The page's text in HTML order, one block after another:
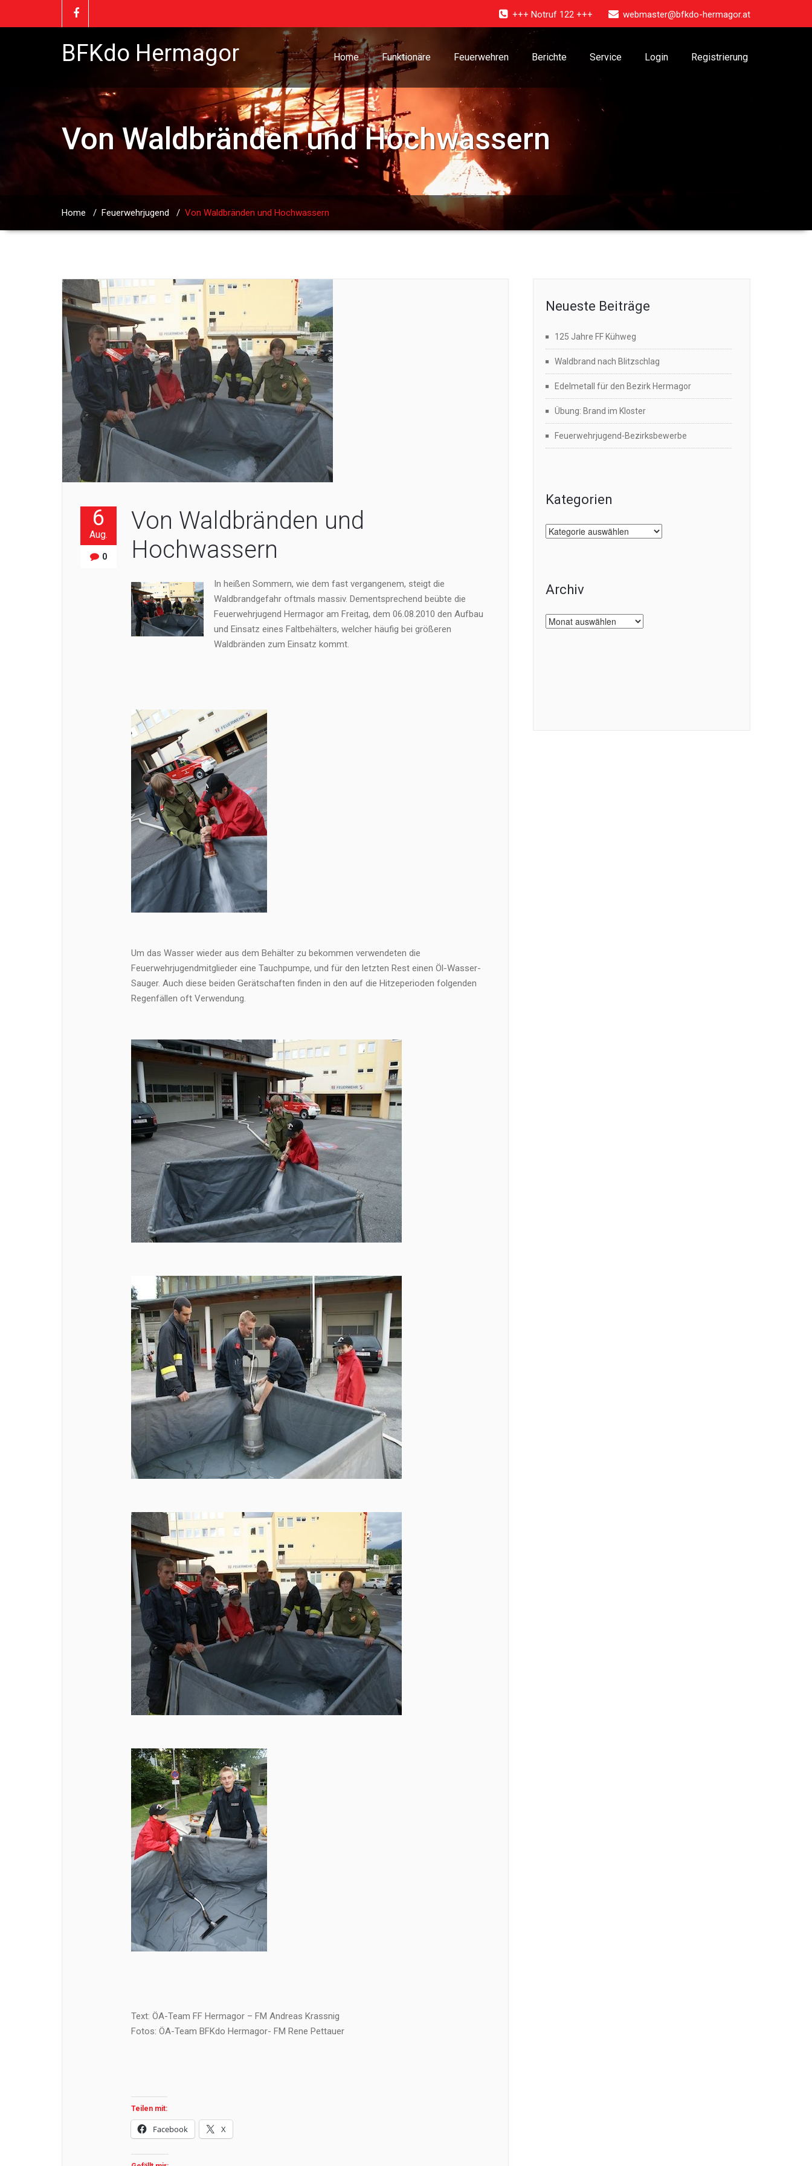
+++ Notruf 122 +++ webmaster@bfkdo-hermagor.at
BFKdo Hermagor Home Funktionäre Feuerwehren Berichte Service Login Registrierung
Von Waldbränden und Hochwassern
Home / Feuerwehrjugend / Von Waldbränden und Hochwassern
6
Aug.
0
Von Waldbränden und
Hochwassern
In heißen Sommern, wie dem fast vergangenem, steigt die
Waldbrandgefahr oftmals massiv. Dementsprechend beübte die
Feuerwehrjugend Hermagor am Freitag, dem 06.08.2010 den Aufbau
und Einsatz eines Faltbehälters, welcher häufig bei größeren
Waldbränden zum Einsatz kommt.
Um das Wasser wieder aus dem Behälter zu bekommen verwendeten die
Feuerwehrjugendmitglieder eine Tauchpumpe, und für den letzten Rest einen Öl-Wasser-
Sauger. Auch diese beiden Gerätschaften finden in den auf die Hitzeperioden folgenden
Regenfällen oft Verwendung.
Text: ÖA-Team FF Hermagor – FM Andreas Krassnig
Fotos: ÖA-Team BFKdo Hermagor- FM Rene Pettauer
Teilen mit:
Facebook X
Neueste Beiträge
125 Jahre FF Kühweg
Waldbrand nach Blitzschlag
Edelmetall für den Bezirk Hermagor
Übung: Brand im Kloster
Feuerwehrjugend-Bezirksbewerbe
Kategorien
Kategorien
Archiv
Archiv